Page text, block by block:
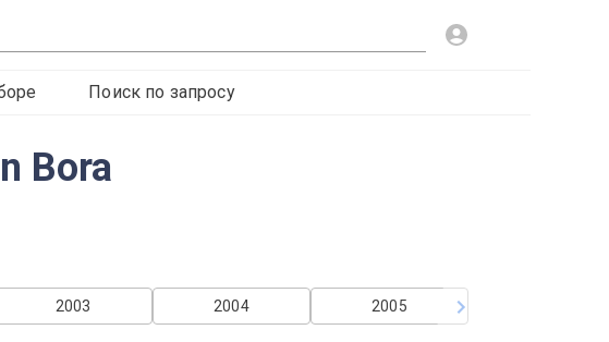
Поиск по запросу
Bora
2005
2004
2003